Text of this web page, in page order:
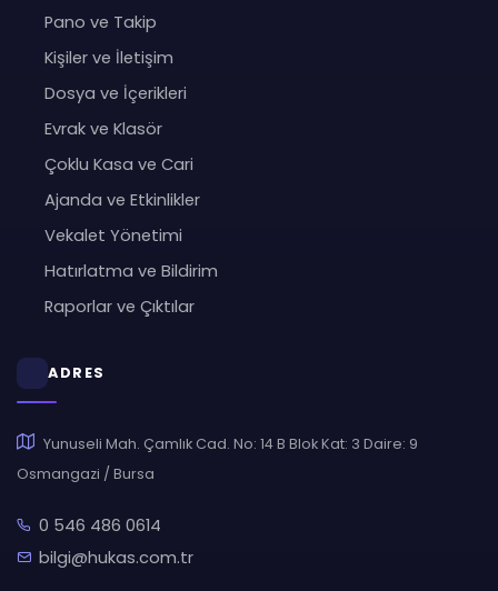
Pano ve Takip
Kişiler ve İletişim
Dosya ve İçerikleri
Evrak ve Klasör
Çoklu Kasa ve Cari
Ajanda ve Etkinlikler
Vekalet Yönetimi
Hatırlatma ve Bildirim
Raporlar ve Çıktılar
ADRES
Yunuseli Mah. Çamlık Cad. No: 14 B Blok Kat: 3 Daire: 9
Osmangazi / Bursa
0 546 486 0614
bilgi@hukas.com.tr